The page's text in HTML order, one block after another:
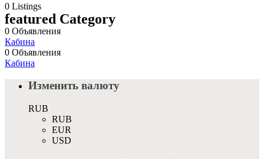
0 Listings
featured Category
0 Объявления
Кабина
0 Объявления
Кабина
Изменить валюту
RUB
RUB
EUR
USD